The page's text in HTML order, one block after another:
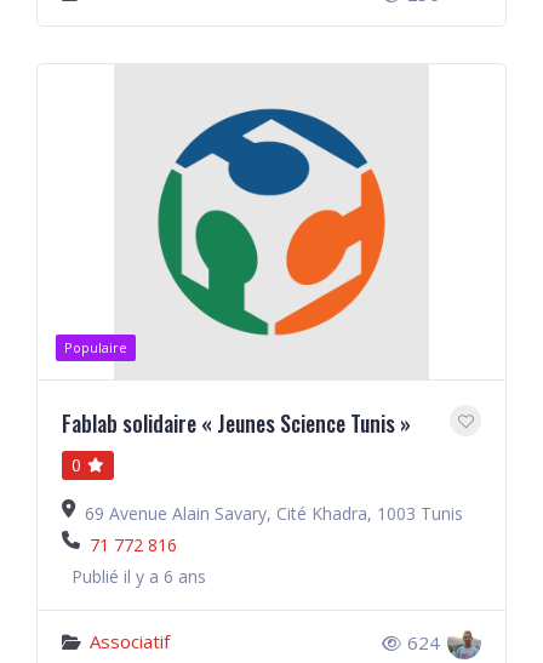
Populaire
Fablab solidaire « Jeunes Science Tunis »
0
69 Avenue Alain Savary, Cité Khadra, 1003 Tunis
71 772 816
Publié il y a 6 ans
Associatif 624